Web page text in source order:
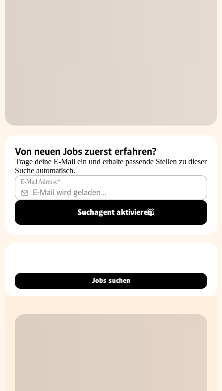
Von neuen Jobs zuerst erfahren?
Trage deine E-Mail ein und erhalte passende Stellen zu dieser
Suche automatisch.
E-Mail Adresse*
Suchagent aktivieren
Jobs suchen